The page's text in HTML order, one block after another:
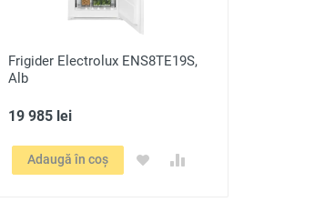
Frigider Electrolux ENS8TE19S,
Alb
19 985 lei
Adaugă în coș